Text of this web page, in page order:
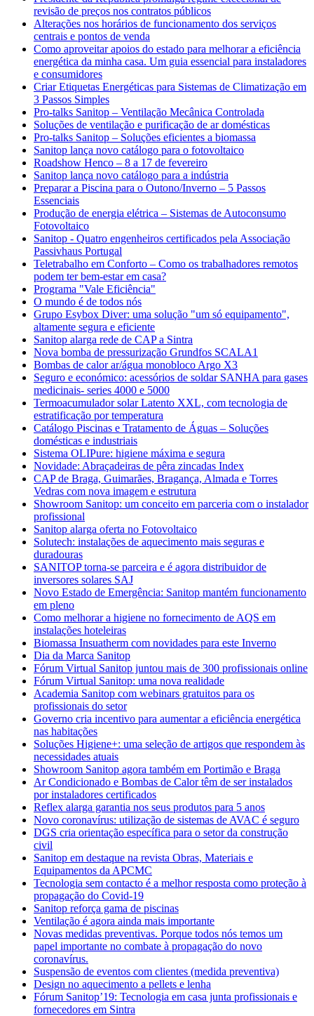
revisão de preços nos contratos públicos
Alterações nos horários de funcionamento dos serviços
centrais e pontos de venda
Como aproveitar apoios do estado para melhorar a eficiência
energética da minha casa. Um guia essencial para instaladores
e consumidores
Criar Etiquetas Energéticas para Sistemas de Climatização em
3 Passos Simples
Pro-talks Sanitop – Ventilação Mecânica Controlada
Soluções de ventilação e purificação de ar domésticas
Pro-talks Sanitop – Soluções eficientes a biomassa
Sanitop lança novo catálogo para o fotovoltaico
Roadshow Henco – 8 a 17 de fevereiro
Sanitop lança novo catálogo para a indústria
Preparar a Piscina para o Outono/Inverno – 5 Passos
Essenciais
Produção de energia elétrica – Sistemas de Autoconsumo
Fotovoltaico
Sanitop - Quatro engenheiros certificados pela Associação
Passivhaus Portugal
Teletrabalho em Conforto – Como os trabalhadores remotos
podem ter bem-estar em casa?
Programa "Vale Eficiência"
O mundo é de todos nós
Grupo Esybox Diver: uma solução "um só equipamento",
altamente segura e eficiente
Sanitop alarga rede de CAP a Sintra
Nova bomba de pressurização Grundfos SCALA1
Bombas de calor ar/água monobloco Argo X3
Seguro e económico: acessórios de soldar SANHA para gases
medicinais- series 4000 e 5000
Termoacumulador solar Latento XXL, com tecnologia de
estratificação por temperatura
Catálogo Piscinas e Tratamento de Águas – Soluções
domésticas e industriais
Sistema OLIPure: higiene máxima e segura
Novidade: Abraçadeiras de pêra zincadas Index
CAP de Braga, Guimarães, Bragança, Almada e Torres
Vedras com nova imagem e estrutura
Showroom Sanitop: um conceito em parceria com o instalador
profissional
Sanitop alarga oferta no Fotovoltaico
Solutech: instalações de aquecimento mais seguras e
duradouras
SANITOP torna-se parceira e é agora distribuidor de
inversores solares SAJ
Novo Estado de Emergência: Sanitop mantém funcionamento
em pleno
Como melhorar a higiene no fornecimento de AQS em
instalações hoteleiras
Biomassa Insuatherm com novidades para este Inverno
Dia da Marca Sanitop
Fórum Virtual Sanitop juntou mais de 300 profissionais online
Fórum Virtual Sanitop: uma nova realidade
Academia Sanitop com webinars gratuitos para os
profissionais do setor
Governo cria incentivo para aumentar a eficiência energética
nas habitações
Soluções Higiene+: uma seleção de artigos que respondem às
necessidades atuais
Showroom Sanitop agora também em Portimão e Braga
Ar Condicionado e Bombas de Calor têm de ser instalados
por instaladores certificados
Reflex alarga garantia nos seus produtos para 5 anos
Novo coronavírus: utilização de sistemas de AVAC é seguro
DGS cria orientação específica para o setor da construção
civil
Sanitop em destaque na revista Obras, Materiais e
Equipamentos da APCMC
Tecnologia sem contacto é a melhor resposta como proteção à
propagação do Covid-19
Sanitop reforça gama de piscinas
Ventilação é agora ainda mais importante
Novas medidas preventivas. Porque todos nós temos um
papel importante no combate à propagação do novo
coronavírus.
Suspensão de eventos com clientes (medida preventiva)
Design no aquecimento a pellets e lenha
Fórum Sanitop’19: Tecnologia em casa junta profissionais e
fornecedores em Sintra